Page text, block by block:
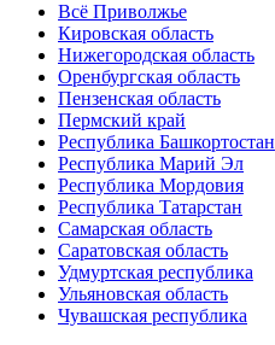
Всё Приволжье
Кировская область
Нижегородская область
Оренбургская область
Пензенская область
Пермский край
Республика Башкортостан
Республика Марий Эл
Республика Мордовия
Республика Татарстан
Самарская область
Саратовская область
Удмуртская республика
Ульяновская область
Чувашская республика